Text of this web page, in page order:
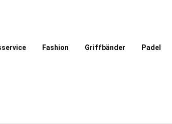
Fashion Griffbänder Padel